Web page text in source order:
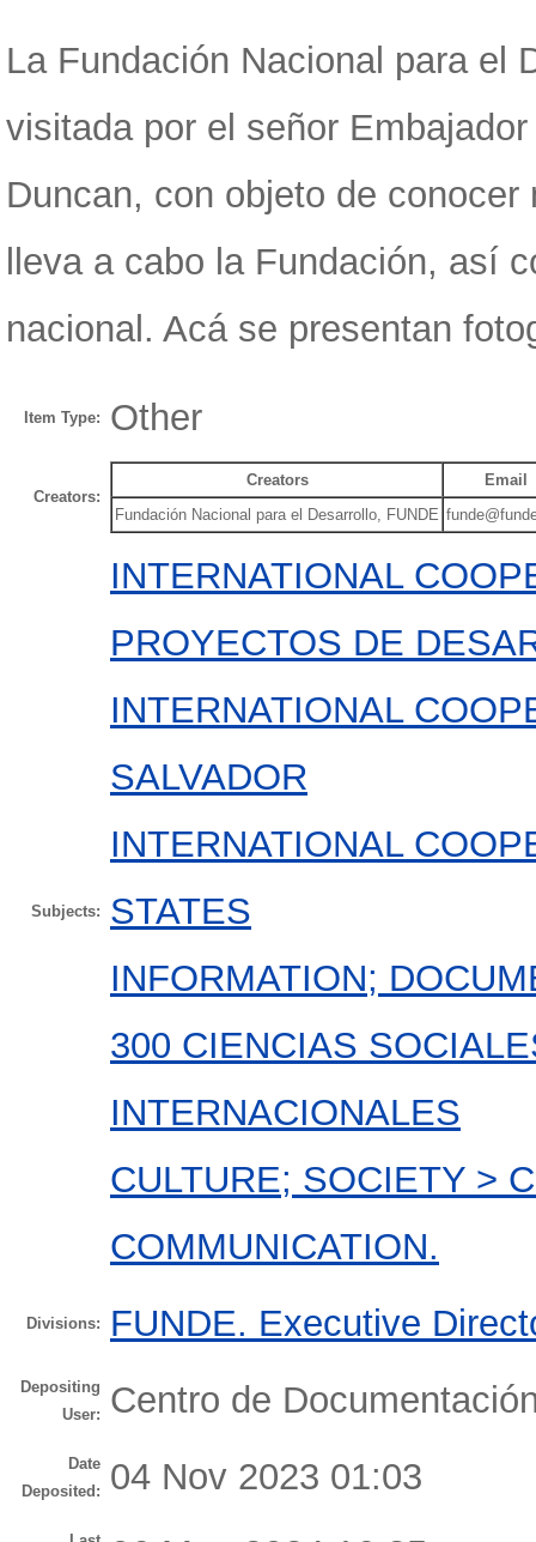
La Fundación Nacional para el
visitada por el señor
Duncan, con objeto de
lleva a cabo la Fundación, así
nacional. Acá se presentan
Item Type: Other
Creators:
Creators
Email
Fundación Nacional para el Desarrollo, FUNDE
Subjects:
INTERNATIONAL
PROYECTOS DE
INTERNATIONAL
SALVADOR
INTERNATIONAL
STATES
INFORMATION;
300 CIENCIAS
INTERNACIONALES
CULTURE; SOCIETY >
COMMUNICATION.
Divisions: FUNDE. Executive
Depositing
User:
Centro de
Date
Deposited:
04 Nov 2023 01:03